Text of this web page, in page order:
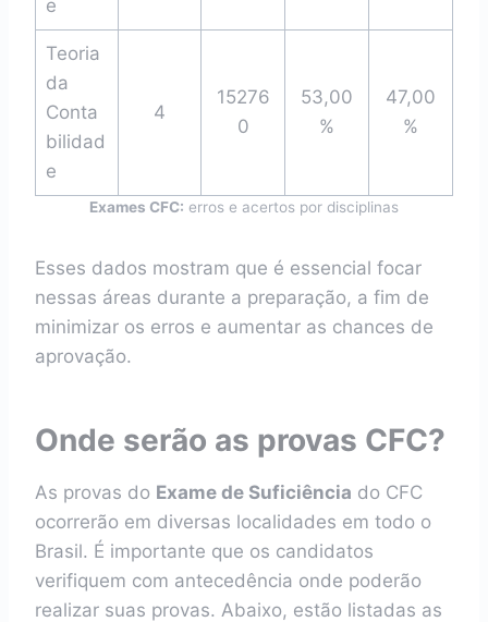
e
Teoria
da
Conta
bilidad
e
4
15276
0
53,00
%
47,00
%
Exames CFC: erros e acertos por disciplinas
Esses dados mostram que é essencial focar
nessas áreas durante a preparação, a fim de
minimizar os erros e aumentar as chances de
aprovação.
Onde serão as provas CFC?
As provas do Exame de Suficiência do CFC
ocorrerão em diversas localidades em todo o
Brasil. É importante que os candidatos
verifiquem com antecedência onde poderão
realizar suas provas. Abaixo, estão listadas as